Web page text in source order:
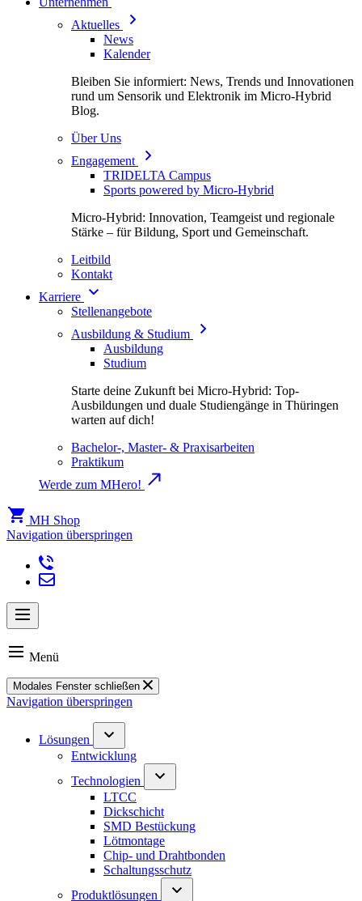
Aktuelles
News
Kalender
Bleiben Sie informiert: News, Trends und Innovationen
rund um Sensorik und Elektronik im Micro-Hybrid
Blog.
Über Uns
Engagement
TRIDELTA Campus
Sports powered by Micro-Hybrid
Micro-Hybrid: Innovation, Teamgeist und regionale
Stärke – für Bildung, Sport und Gemeinschaft.
Leitbild
Kontakt
Karriere
Stellenangebote
Ausbildung & Studium
Ausbildung
Studium
Starte deine Zukunft bei Micro-Hybrid: Top-
Ausbildungen und duale Studiengänge in Thüringen
warten auf dich!
Bachelor-, Master- & Praxisarbeiten
Praktikum
Werde zum MHero!
MH Shop
Navigation überspringen
Menü
Modales Fenster schließen
Navigation überspringen
Lösungen
Entwicklung
Technologien
LTCC
Dickschicht
SMD Bestückung
Lötmontage
Chip- und Drahtbonden
Schaltungsschutz
Produktlösungen